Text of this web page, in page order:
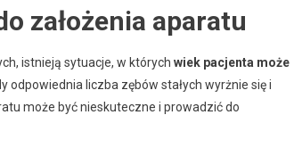
założenia aparatu
istnieją sytuacje, w których wiek pacjenta może
odpowiednia liczba zębów stałych wyrżnie się i
może być nieskuteczne i prowadzić do